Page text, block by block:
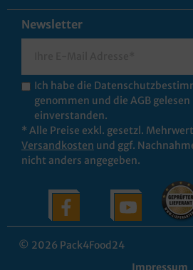
Newsletter
Ich habe die
genommen und die AGB
einverstanden.
* Alle Preise exkl. gesetzl.
Versandkosten und ggf.
nicht anders angegeben.
© 2026 Pack4Food24
Impressum